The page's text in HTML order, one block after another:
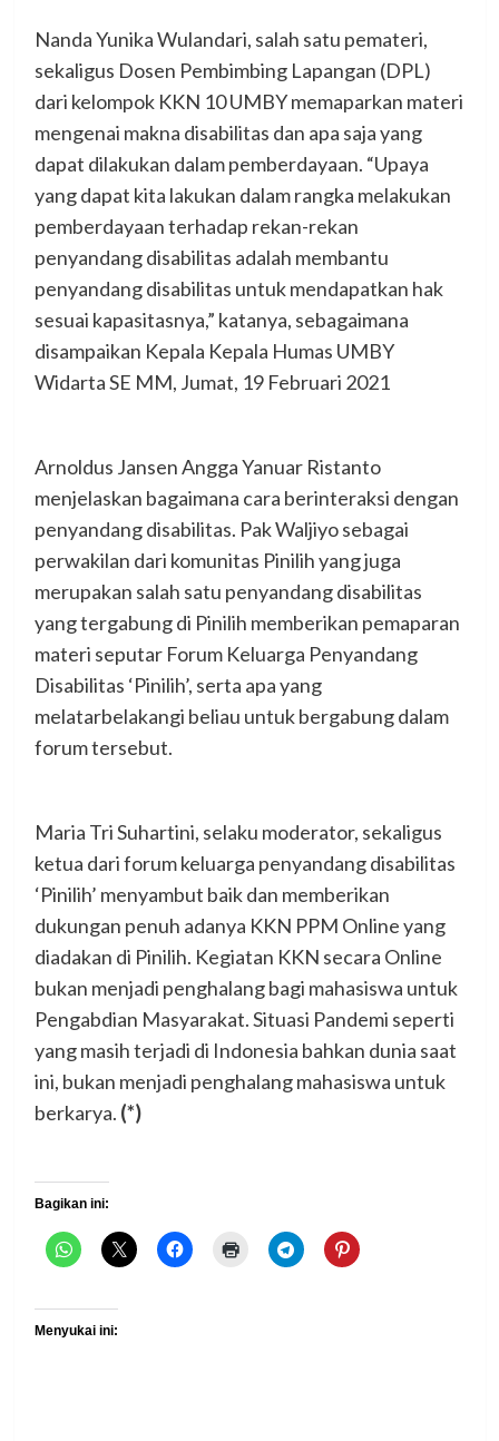
Nanda Yunika Wulandari, salah satu pemateri,
sekaligus Dosen Pembimbing Lapangan (DPL)
dari kelompok KKN 10 UMBY memaparkan materi
mengenai makna disabilitas dan apa saja yang
dapat dilakukan dalam pemberdayaan. “Upaya
yang dapat kita lakukan dalam rangka melakukan
pemberdayaan terhadap rekan-rekan
penyandang disabilitas adalah membantu
penyandang disabilitas untuk mendapatkan hak
sesuai kapasitasnya,” katanya, sebagaimana
disampaikan Kepala Kepala Humas UMBY
Widarta SE MM, Jumat, 19 Februari 2021
Arnoldus Jansen Angga Yanuar Ristanto
menjelaskan bagaimana cara berinteraksi dengan
penyandang disabilitas. Pak Waljiyo sebagai
perwakilan dari komunitas Pinilih yang juga
merupakan salah satu penyandang disabilitas
yang tergabung di Pinilih memberikan pemaparan
materi seputar Forum Keluarga Penyandang
Disabilitas ‘Pinilih’, serta apa yang
melatarbelakangi beliau untuk bergabung dalam
forum tersebut.
Maria Tri Suhartini, selaku moderator, sekaligus
ketua dari forum keluarga penyandang disabilitas
‘Pinilih’ menyambut baik dan memberikan
dukungan penuh adanya KKN PPM Online yang
diadakan di Pinilih. Kegiatan KKN secara Online
bukan menjadi penghalang bagi mahasiswa untuk
Pengabdian Masyarakat. Situasi Pandemi seperti
yang masih terjadi di Indonesia bahkan dunia saat
ini, bukan menjadi penghalang mahasiswa untuk
berkarya. (*)
Bagikan ini:
Menyukai ini: